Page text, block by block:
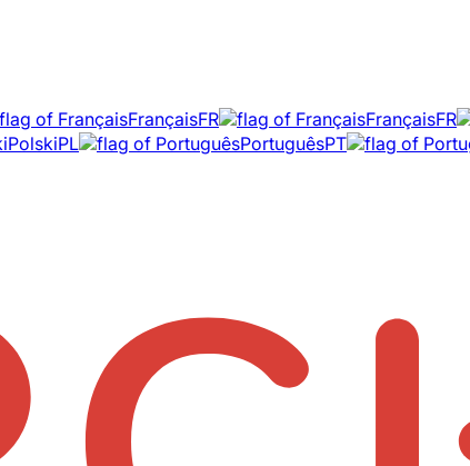
FrançaisFR FrançaisFR
PolskiPL PortuguêsPT